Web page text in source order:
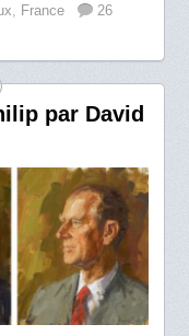
France
26
par David